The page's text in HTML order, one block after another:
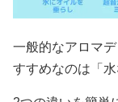
一般的なアロマ
すすめなのは「水